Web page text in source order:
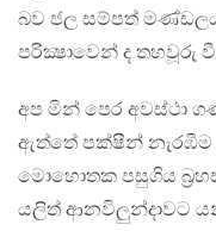
බව ජල සම්පත්
පරික්‍ෂාවෙන් ද තහවූරු
අප මින් පෙර අවස්ථා
ඇත්තේ පක්ෂීන් නැරඹීම
මොහොතක පසුගිය
යලිත් ආනවිලුන්දාවට